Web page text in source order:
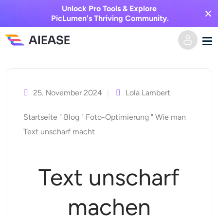
Unlock Pro Tools & Explore
PicLumen's Thriving Community.
KI-Video
Text zu Video
Videoeffekte
Videoeffekte
KI-Werkzeuge
Foto-Editor & -Creator
springen
25. November 2024 Lola Lambert
Startseite " Blog " Foto-Optimierung "Wie man
Text unscharf macht
Text unscharf
machen